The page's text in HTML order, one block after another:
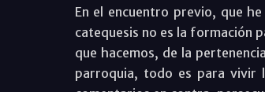
En el encuentro previo, que
catequesis no es la formación
que hacemos, de la
parroquia, todo es para vivir